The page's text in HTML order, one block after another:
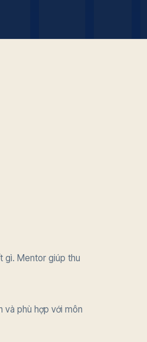
gì. Mentor giúp thu
và phù hợp với môn